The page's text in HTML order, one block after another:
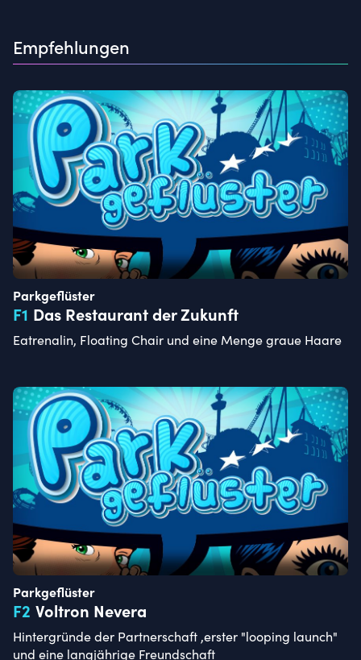
Empfehlungen
Parkgeflüster
F1 Das Restaurant der Zukunft
Eatrenalin, Floating Chair und eine Menge graue Haare
Parkgeflüster
F2 Voltron Nevera
Hintergründe der Partnerschaft ,erster "looping launch"
und eine langjährige Freundschaft